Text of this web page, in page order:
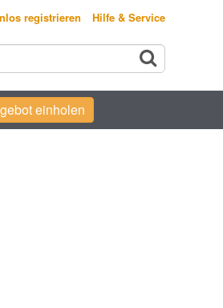
registrieren Hilfe & Service
einholen